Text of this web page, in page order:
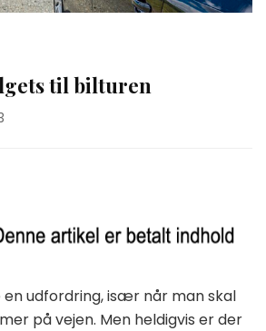
til bilturen
udfordring, især når man skal
på vejen. Men heldigvis er der